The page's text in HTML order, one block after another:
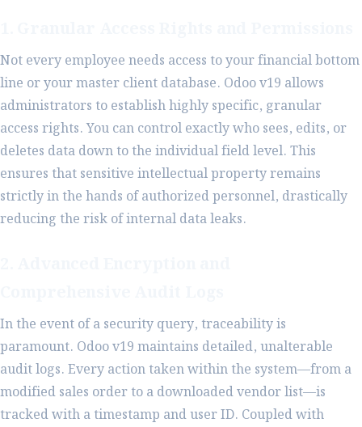
Not every employee needs access to your financial bottom
line or your master client database. Odoo v19 allows
administrators to establish highly specific, granular
access rights. You can control exactly who sees, edits, or
deletes data down to the individual field level. This
ensures that sensitive intellectual property remains
strictly in the hands of authorized personnel, drastically
reducing the risk of internal data leaks.
In the event of a security query, traceability is
paramount. Odoo v19 maintains detailed, unalterable
audit logs. Every action taken within the system—from a
modified sales order to a downloaded vendor list—is
tracked with a timestamp and user ID. Coupled with